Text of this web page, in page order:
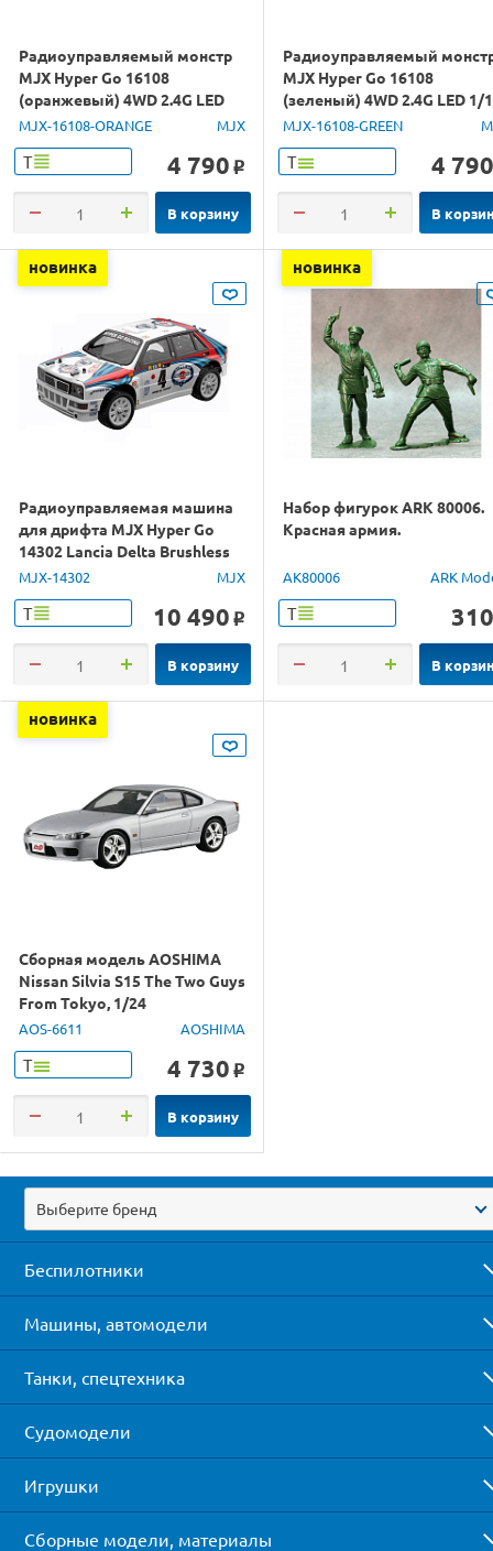
Радиоуправляемый монстр
MJX Hyper Go 16108
(оранжевый) 4WD 2.4G LED
1/16 RTR
MJX-16108-ORANGE MJX
Т 4 790 o
В корзину
Радиоуправляемый
MJX Hyper Go 16108
(зеленый) 4WD 2.4G LED 1/
RTR
MJX-16108-GREEN
Т 4 790
В
новинка
Радиоуправляемая машина
для дрифта MJX Hyper Go
14302 Lancia Delta Brushless
4WD 2.4G LED 1/14 RTR
MJX-14302 MJX
Т 10 490 o
В корзину
новинка
Набор фигурок ARK 80006.
Красная армия.
AK80006 ARK
Т 310
В
новинка
Сборная модель AOSHIMA
Nissan Silvia S15 The Two Guys
From Tokyo, 1/24
AOS-6611 AOSHIMA
Т 4 730 o
В корзину
Выберите бренд
Беспилотники
Машины, автомодели
Танки, спецтехника
Судомодели
Игрушки
Сборные модели, материалы